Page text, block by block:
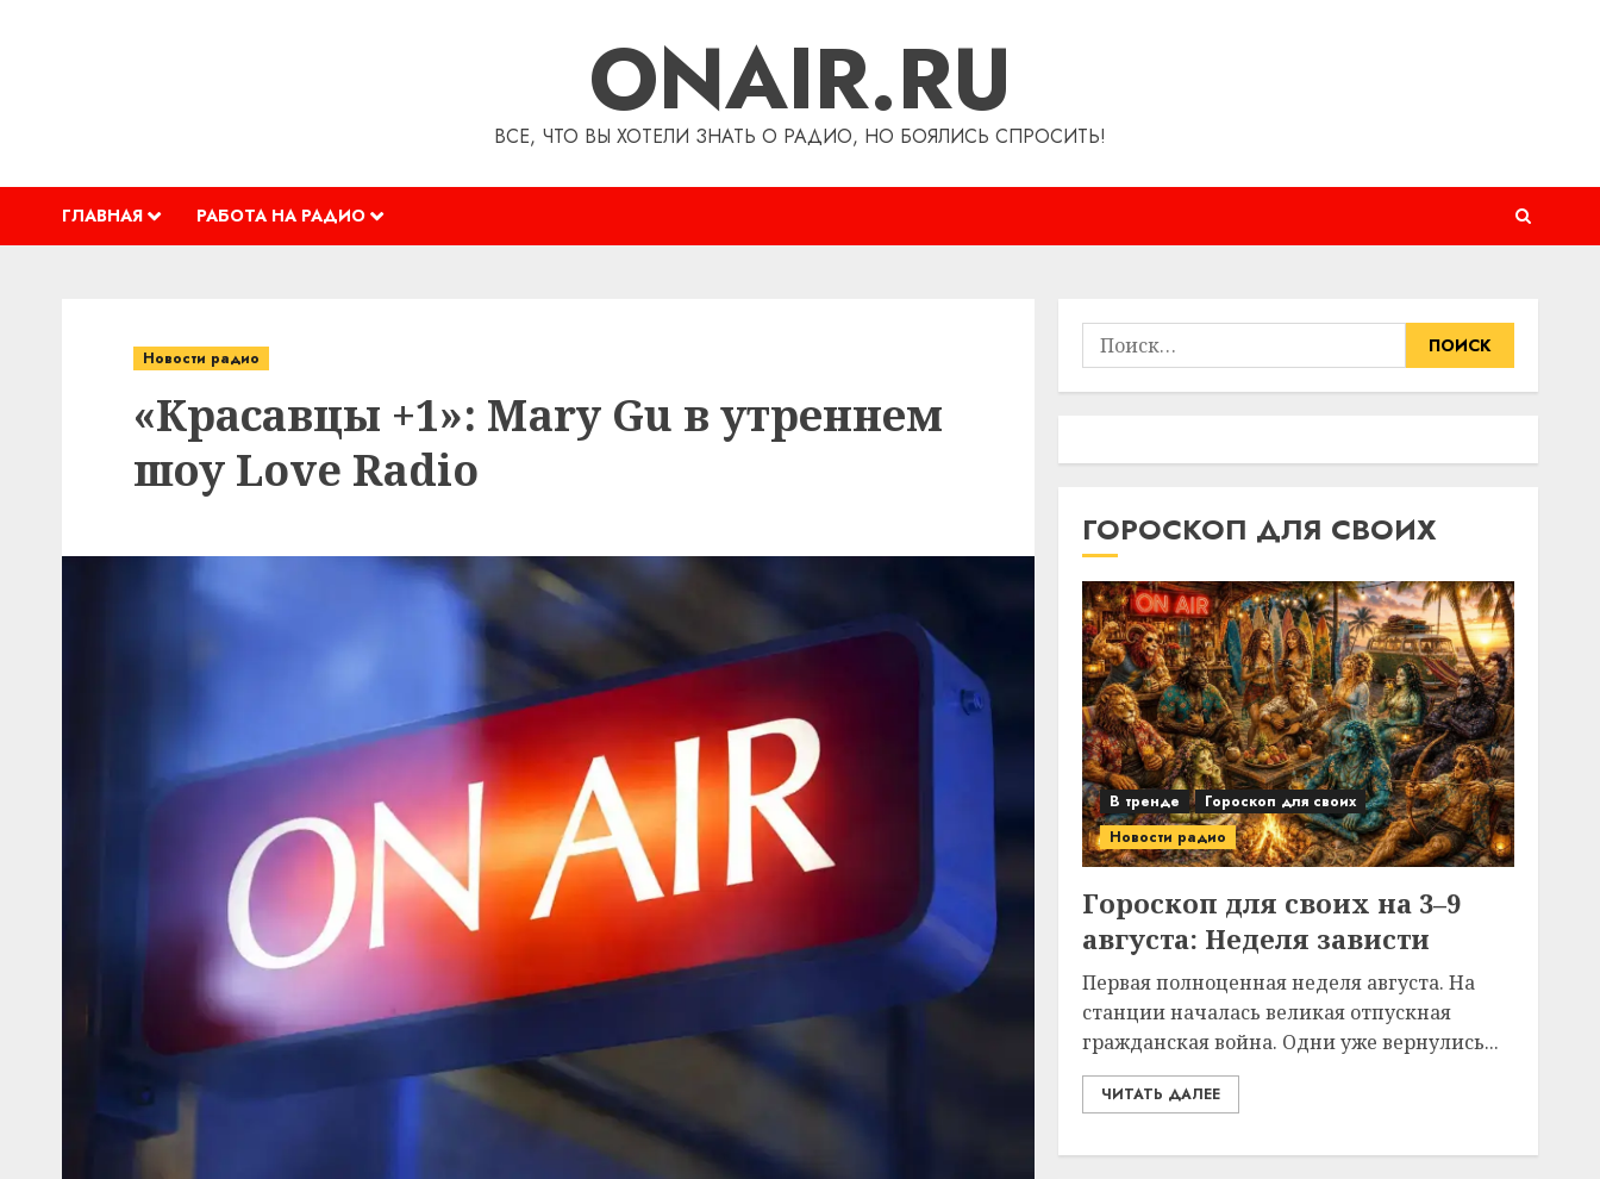
ONAIR.RU
ВСЕ, ЧТО ВЫ ХОТЕЛИ ЗНАТЬ О РАДИО, НО БОЯЛИСЬ СПРОСИТЬ!
ГЛАВНАЯ РАБОТА НА РАДИО
Новости радио
«Красавцы +1»: Mary Gu в утреннем
шоу Love Radio
Найти:
ГОРОСКОП ДЛЯ СВОИХ
В тренде
Гороскоп для своих
Новости радио
Гороскоп для своих на 3–9
августа: Неделя зависти
Первая полноценная неделя августа. На
станции началась великая отпускная
гражданская война. Одни уже вернулись...
ЧИТАТЬ ДАЛЕЕ